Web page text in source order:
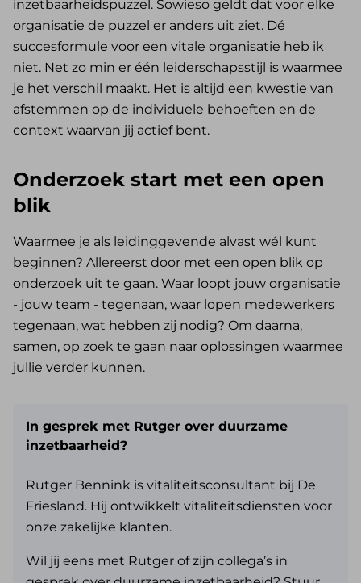
inzetbaarheidspuzzel. Sowieso geldt dat voor elke
organisatie de puzzel er anders uit ziet. Dé
succesformule voor een vitale organisatie heb ik
niet. Net zo min er één leiderschapsstijl is waarmee
je het verschil maakt. Het is altijd een kwestie van
afstemmen op de individuele behoeften en de
context waarvan jij actief bent.
Onderzoek start met een open
blik
Waarmee je als leidinggevende alvast wél kunt
beginnen? Allereerst door met een open blik op
onderzoek uit te gaan. Waar loopt jouw organisatie
- jouw team - tegenaan, waar lopen medewerkers
tegenaan, wat hebben zij nodig? Om daarna,
samen, op zoek te gaan naar oplossingen waarmee
jullie verder kunnen.
In gesprek met Rutger over duurzame
inzetbaarheid?
Rutger Bennink is vitaliteitsconsultant bij De
Friesland. Hij ontwikkelt vitaliteitsdiensten voor
onze zakelijke klanten.
Wil jij eens met Rutger of zijn collega’s in